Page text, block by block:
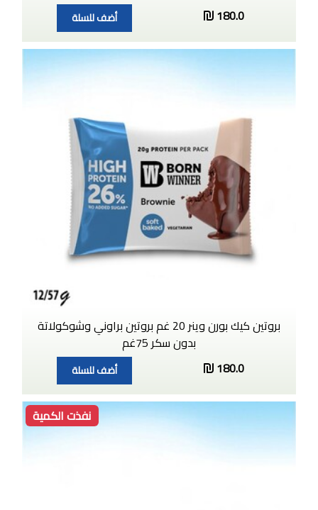
180.0
أضف للسلة
بروتين كيك بورن وينر 20 غم بروتين براوني وشوكولاتة
بدون سكر 75غم
180.0
أضف للسلة
نفذت الكمية